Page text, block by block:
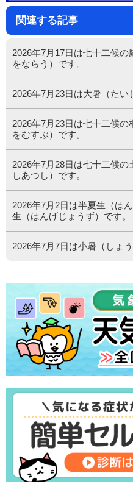
関連する記事
2026年7月17日は七十二候
をならう）です。
2026年7月23日は大暑（たい
2026年7月23日は七十二候
をむすぶ）です。
2026年7月28日は七十二候
しあつし）です。
2026年7月2日は半夏生（は
生（はんげじょうず）です。
2026年7月7日は小暑（しょう